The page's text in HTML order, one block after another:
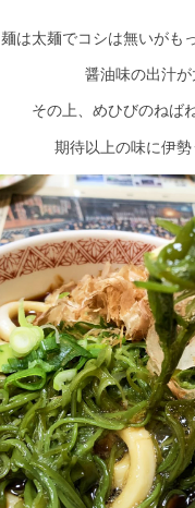
麺は太麺でコシは無いがも
醤油味の出汁
その上、めひびのねば
期待以上の味に伊